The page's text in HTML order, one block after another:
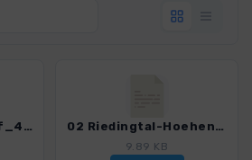
01 Weißgrubenkopf_4341_2.gpx 02 Riedingtal-Hoehenweg_4341_2.gpx
9.89 KB